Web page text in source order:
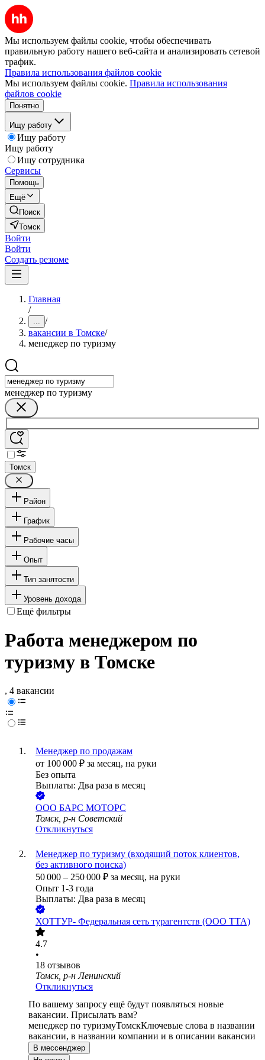
Мы используем файлы cookie, чтобы обеспечивать
правильную работу нашего веб-сайта и анализировать сетевой
трафик.
Правила использования файлов cookie
Мы используем файлы cookie. Правила использования
файлов cookie
Понятно
Ищу работу
Ищу работу
Ищу работу
Ищу сотрудника
Сервисы
Помощь
Ещё
Поиск
Томск
Войти
Войти
Создать резюме
Главная
/
... /
вакансии в Томске/
менеджер по туризму
менеджер по туризму
Томск
Район
График
Рабочие часы
Опыт
Тип занятости
Уровень дохода
Ещё фильтры
Работа менеджером по
туризму в Томске
, 4 вакансии
Менеджер по продажам
от 100 000 ₽ за месяц, на руки
Без опыта
Выплаты: Два раза в месяц
ООО БАРС МОТОРС
Томск, р-н Советский
Откликнуться
Менеджер по туризму (входящий поток клиентов,
без активного поиска)
50 000 – 250 000 ₽ за месяц, на руки
Опыт 1-3 года
Выплаты: Два раза в месяц
ХОТТУР- Федеральная сеть турагентств (ООО ТТА)
4.7
•
18 отзывов
Томск, р-н Ленинский
Откликнуться
По вашему запросу ещё будут появляться новые
вакансии. Присылать вам?
менеджер по туризмуТомскКлючевые слова в названии
вакансии, в названии компании и в описании вакансии
В мессенджер